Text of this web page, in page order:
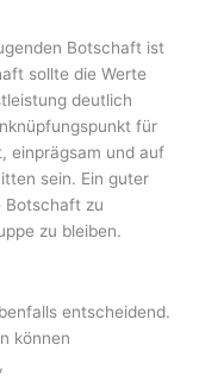
Botschaft ist
sollte die Werte
deutlich
für
einprägsam und auf
sein. Ein guter
Botschaft zu
zu bleiben.
entscheidend.
können